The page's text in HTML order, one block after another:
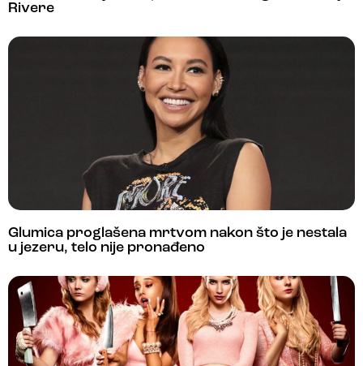
Rivere
Glumica proglašena mrtvom nakon što je nestala
u jezeru, telo nije pronađeno